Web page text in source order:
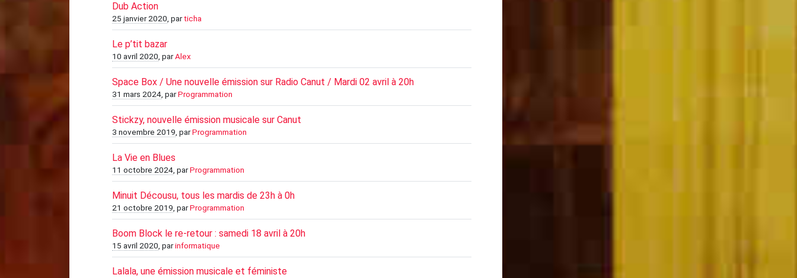
Dub Action
25 janvier 2020 , particha
Le p’tit bazar
10 avril 2020 , parAlex
Space Box / Une nouvelle émission sur Radio Canut / Mardi 02 avril à 20h
31 mars 2024 , parProgrammation
Stickzy, nouvelle émission musicale sur Canut
3 novembre 2019 , parProgrammation
La Vie en Blues
11 octobre 2024 , parProgrammation
Minuit Décousu, tous les mardis de 23h à 0h
21 octobre 2019 , parProgrammation
Boom Block le re-retour : samedi 18 avril à 20h
15 avril 2020 , parinformatique
Lalala, une émission musicale et féministe